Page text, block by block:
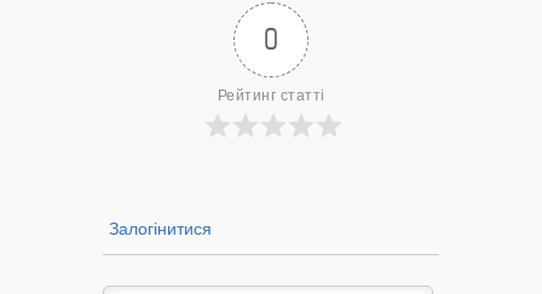
0
Рейтинг статті
Залогінитися